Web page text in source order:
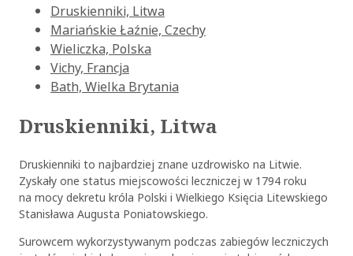
Druskienniki, Litwa
Mariańskie Łaźnie, Czechy
Wieliczka, Polska
Vichy, Francja
Bath, Wielka Brytania
Druskienniki, Litwa
Druskienniki to najbardziej znane uzdrowisko na Litwie.
Zyskały one status miejscowości leczniczej w 1794 roku
na mocy dekretu króla Polski i Wielkiego Księcia Litewskiego
Stanisława Augusta Poniatowskiego.
Surowcem wykorzystywanym podczas zabiegów leczniczych